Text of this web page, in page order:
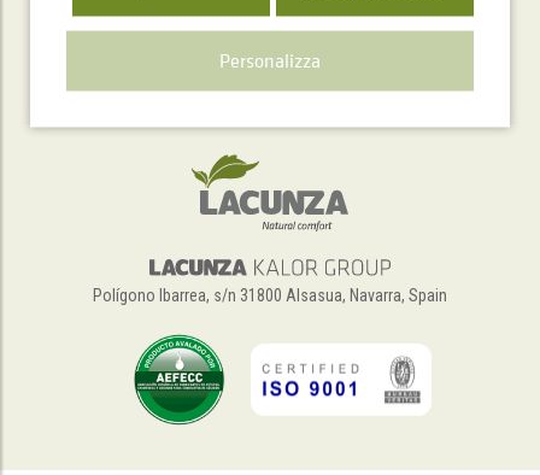
Servizio di assistenza telefonica
+34 948 563 511
Polígono Ibarrea, s/n 31800 Alsasua, Navarra, Spain
Personalizza